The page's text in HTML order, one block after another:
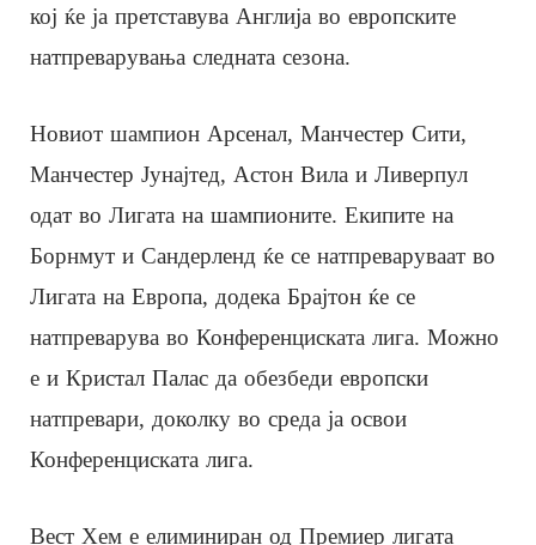
кој ќе ја претставува Англија во европските
натпреварувања следната сезона.
Новиот шампион Арсенал, Манчестер Сити,
Манчестер Јунајтед, Астон Вила и Ливерпул
одат во Лигата на шампионите. Екипите на
Борнмут и Сандерленд ќе се натпреваруваат во
Лигата на Европа, додека Брајтон ќе се
натпреварува во Конференциската лига. Можно
е и Кристал Палас да обезбеди европски
натпревари, доколку во среда ја освои
Конференциската лига.
Вест Хем е елиминиран од Премиер лигата